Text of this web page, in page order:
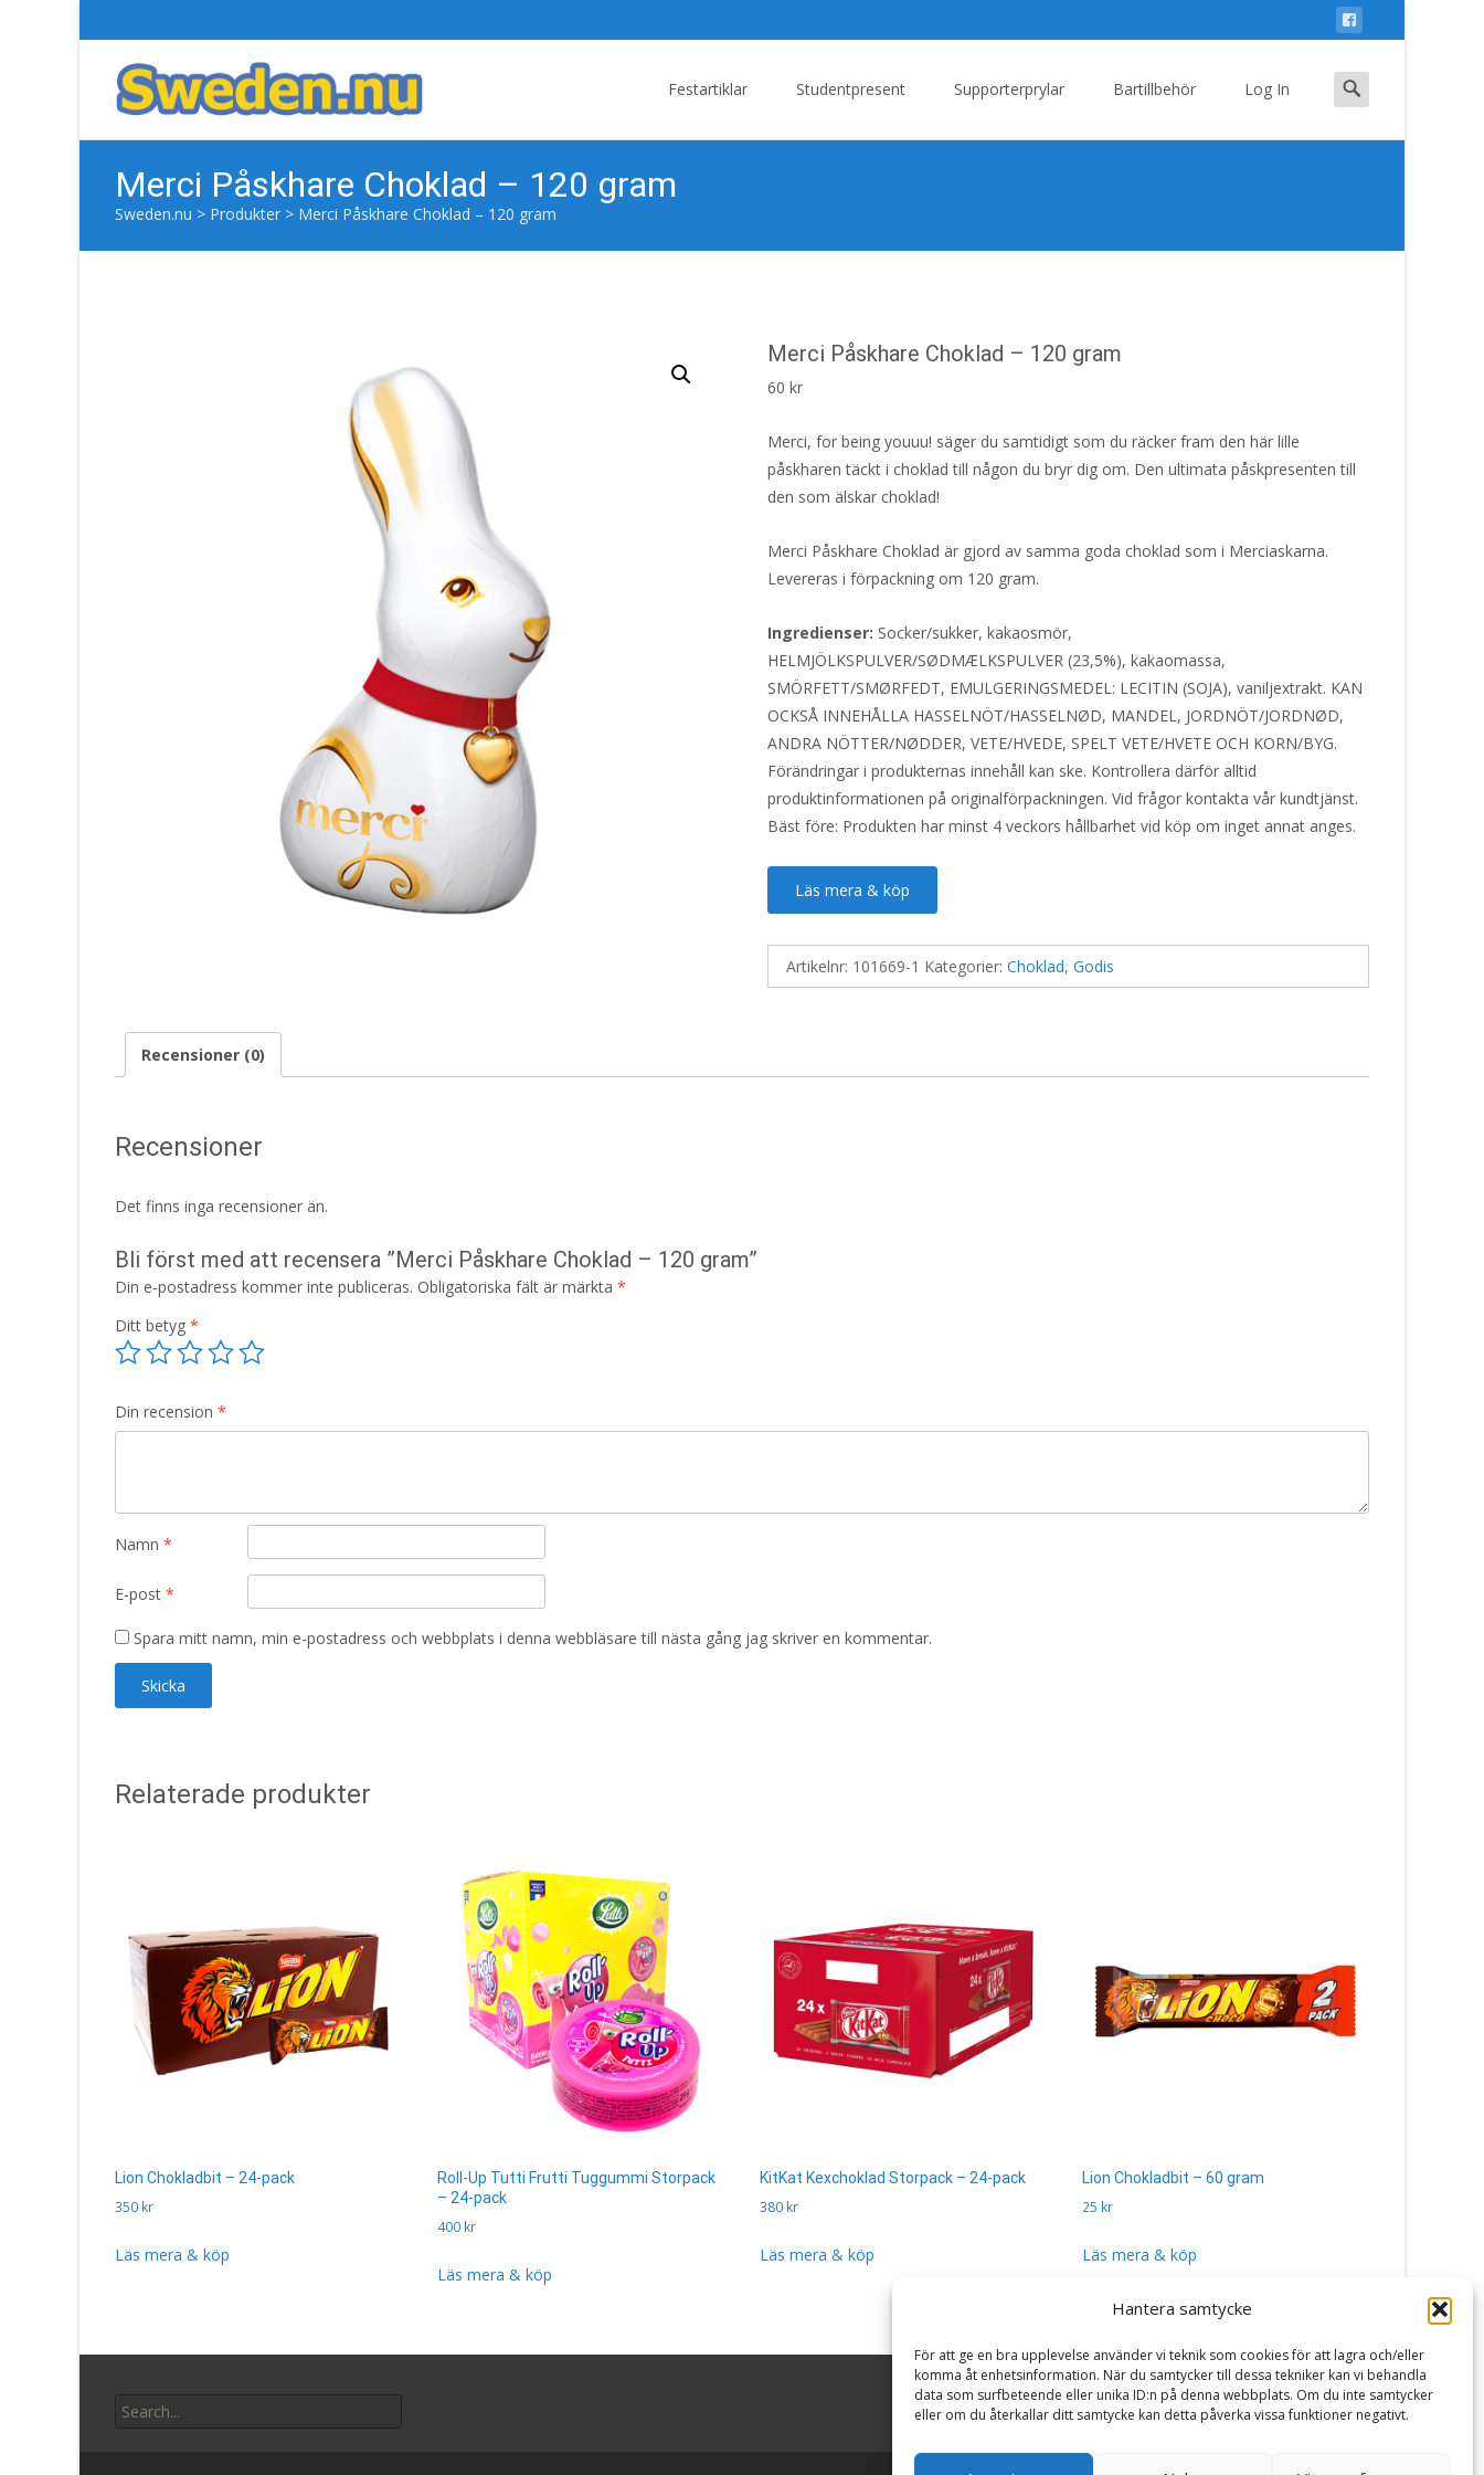
Hantera samtycke
För att ge en bra upplevelse använder vi teknik som cookies för att lagra och/eller
komma åt enhetsinformation. När du samtycker till dessa tekniker kan vi behandla
data som surfbeteende eller unika ID:n på denna webbplats. Om du inte samtycker
eller om du återkallar ditt samtycke kan detta påverka vissa funktioner negativt.
Festartiklar Studentpresent Supporterprylar Bartillbehör Log In
Search
for:
Merci Påskhare Choklad – 120 gram
Sweden.nu > Produkter > Merci Påskhare Choklad – 120 gram
Merci Påskhare Choklad – 120 gram
60 kr
Merci, for being youuu! säger du samtidigt som du räcker fram den här lille
påskharen täckt i choklad till någon du bryr dig om. Den ultimata påskpresenten till
den som älskar choklad!
Merci Påskhare Choklad är gjord av samma goda choklad som i Merciaskarna.
Levereras i förpackning om 120 gram.
Ingredienser: Socker/sukker, kakaosmör,
HELMJÖLKSPULVER/SØDMÆLKSPULVER (23,5%), kakaomassa,
SMÖRFETT/SMØRFEDT, EMULGERINGSMEDEL: LECITIN (SOJA), vaniljextrakt. KAN
OCKSÅ INNEHÅLLA HASSELNÖT/HASSELNØD, MANDEL, JORDNÖT/JORDNØD,
ANDRA NÖTTER/NØDDER, VETE/HVEDE, SPELT VETE/HVETE OCH KORN/BYG.
Förändringar i produkternas innehåll kan ske. Kontrollera därför alltid
produktinformationen på originalförpackningen. Vid frågor kontakta vår kundtjänst.
Bäst före: Produkten har minst 4 veckors hållbarhet vid köp om inget annat anges.
Läs mera & köp
Artikelnr: 101669-1 Kategorier: Choklad, Godis
Recensioner (0)
Recensioner
Det finns inga recensioner än.
Bli först med att recensera ”Merci Påskhare Choklad – 120 gram”
Din e-postadress kommer inte publiceras. Obligatoriska fält är märkta *
Ditt betyg *
Din recension *
Namn *
E-post *
Spara mitt namn, min e-postadress och webbplats i denna webbläsare till nästa gång jag skriver en kommentar.
Relaterade produkter
Lion Chokladbit – 24-pack
350 kr
Läs mera & köp
Roll-Up Tutti Frutti Tuggummi Storpack
– 24-pack
400 kr
Läs mera & köp
KitKat Kexchoklad Storpack – 24-pack
380 kr
Läs mera & köp
Lion Chokladbit – 60 gram
25 kr
Läs mera & köp
for: